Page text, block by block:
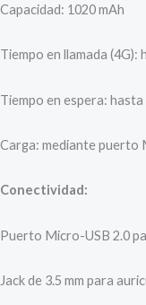
Capacidad: 1020 mAh
Tiempo en llamada (4G):
Tiempo en espera:
Carga: mediante puerto
Conectividad:
Puerto Micro-USB 2.0
Jack de 3.5 mm para